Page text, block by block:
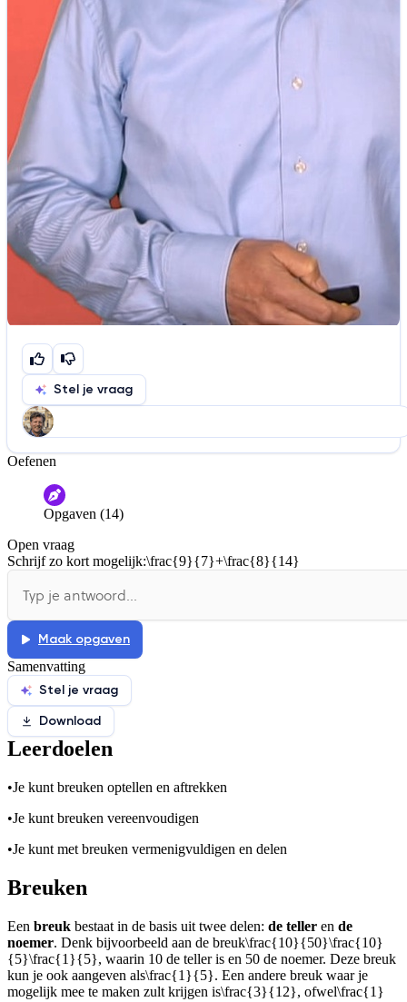
Stel je vraag
Help ons de video te verbeteren
De audio is slecht
Informatie is onjuist
De docent is te langdradig
Oefenen
Opgaven (14)
Open vraag
Schrijf zo kort mogelijk:\frac{9}{7}+\frac{8}{14}
Maak opgaven
Samenvatting
Stel je vraag
Download
Leerdoelen
•Je kunt breuken optellen en aftrekken
•Je kunt breuken vereenvoudigen
•Je kunt met breuken vermenigvuldigen en delen
Breuken
Een breuk bestaat in de basis uit twee delen: de teller en de
noemer. Denk bijvoorbeeld aan de breuk\frac{10}{50}\frac{10}
{5}\frac{1}{5}, waarin 10 de teller is en 50 de noemer. Deze breuk
kun je ook aangeven als\frac{1}{5}. Een andere breuk waar je
mogelijk mee te maken zult krijgen is\frac{3}{12}, ofwel\frac{1}